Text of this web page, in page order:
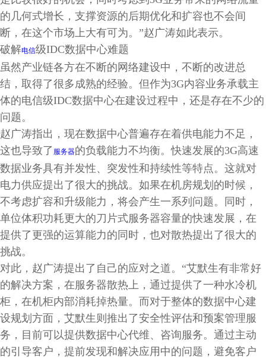
的几何式增长，支撑资源的后期优化和扩容也不会间
断，在这个市场上大有可为。”赵广涛如此表示。
破解电信级IDC数据中心难题
虽然产业链各方在不断的网络建设中，不断的改进总
结，取得了很多成熟的经验。但作为3G内容业务承载主
体的电信级IDC数据中心在建设过程中，还是存在不少的
问题。
赵广涛指出，现在数据中心普遍存在着供电能力不足，
这也导致了 服务器的负载能力不均衡。快速发展的3G高速
数据业务具有并发性、突发性和持续性等特点。这就对
电力供应提出了很大的挑战。如果在机房规划的时候，
不考虑扩容和升级能力，将会产生一系列问题。同时，
单位体积功耗更大的刀片式服务器容量的快速发展，在
提供了更强的运算能力的同时，也对散热提出了很大的
挑战。
对此，赵广涛提出了自己的应对之道。“艾默生有非常好
的解决方案，在服务器散热上，通过提供了一种水冷机
柜，在机柜内部消耗掉热量。而对于整体的数据中心建
设规划方面，艾默生则推出了安全性评估和预案管理服
务，目前可以提供数据中心代维、咨询服务。通过主动
的引导客户，提前发现和解决应用中的问题，避免客户